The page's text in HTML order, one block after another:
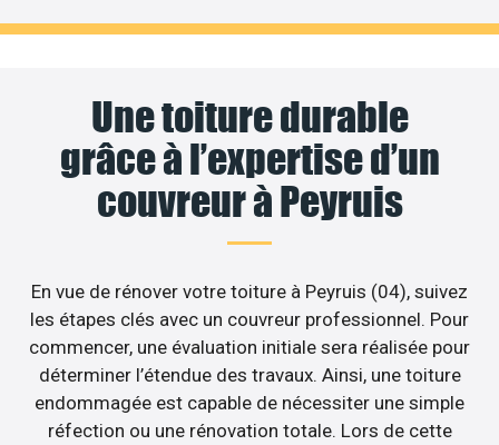
Une toiture durable
grâce à l’expertise d’un
couvreur à Peyruis
En vue de rénover votre toiture à Peyruis (04), suivez
les étapes clés avec un couvreur professionnel. Pour
commencer, une évaluation initiale sera réalisée pour
déterminer l’étendue des travaux. Ainsi, une toiture
endommagée est capable de nécessiter une simple
réfection ou une rénovation totale. Lors de cette